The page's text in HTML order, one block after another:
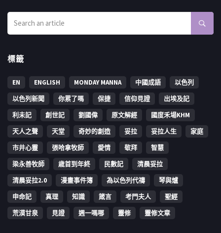
標籤
EN ENGLISH MONDAY MANNA 中國成語
以色列
以色列新聞
你累了嗎 保捷 信仰見證
出埃及記
利未記
創世記 劉國偉 原文解經
國度禾場KHM
天人之聲
天堂 奇妙的創造 妥拉 妥拉人生
家庭
市井心靈
張哈拿牧師 愛情 敬拜
智慧
梁永善牧師
歳首到年終 民數記
清晨妥拉
清晨妥拉2.0
漫畫事件簿 為以色列代禱
琴與爐
申命記
真理 知識 箴言 考門夫人
聖經
荒漠甘泉
見證 週一嗎哪 靈修 靈修文章